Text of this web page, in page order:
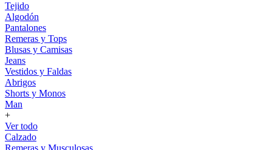
Tejido
Algodón
Pantalones
Remeras y Tops
Blusas y Camisas
Jeans
Vestidos y Faldas
Abrigos
Shorts y Monos
Man
+
Ver todo
Calzado
Remeras y Musculosas